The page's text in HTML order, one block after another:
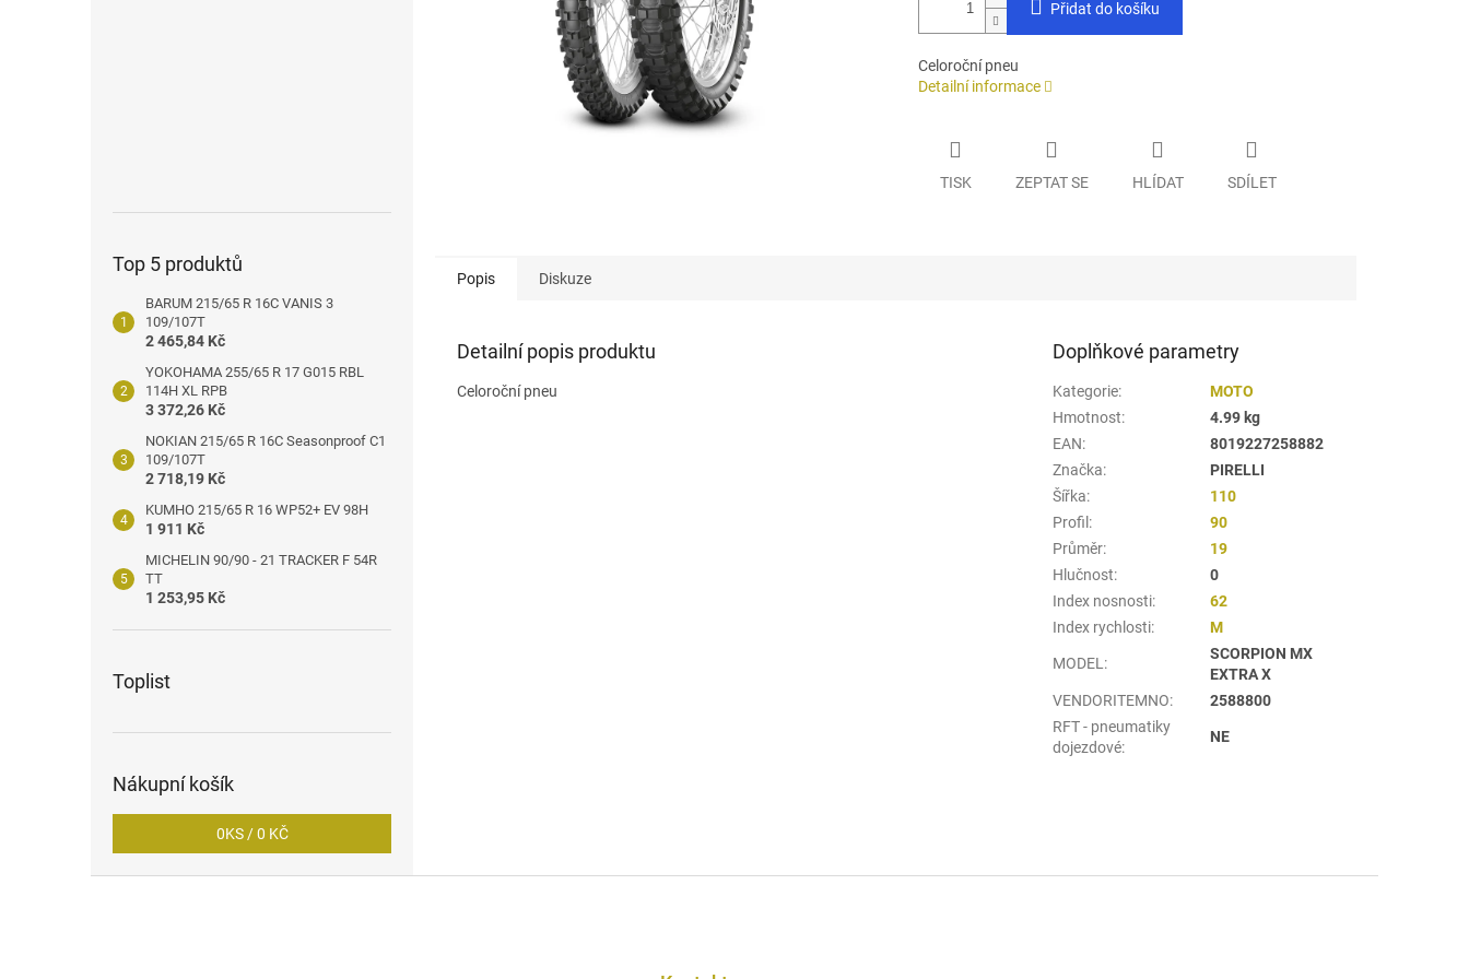
Top 5 produktů
BARUM 215/65 R 16C VANIS 3
109/107T
2 465,84 Kč
YOKOHAMA 255/65 R 17 G015 RBL
114H XL RPB
3 372,26 Kč
NOKIAN 215/65 R 16C Seasonproof C1
109/107T
2 718,19 Kč
KUMHO 215/65 R 16 WP52+ EV 98H
1 911 Kč
MICHELIN 90/90 - 21 TRACKER F 54R
TT
1 253,95 Kč
Toplist
Nákupní košík
0KS /0 KČ
Přidat do košíku
Celoroční pneu
Detailní informace
TISK ZEPTAT SE HLÍDAT SDÍLET
Popis Diskuze
Detailní popis produktu
Celoroční pneu
Doplňkové parametry
Kategorie:
MOTO
Hmotnost:
4.99 kg
EAN:
8019227258882
Značka:
PIRELLI
Šířka:
110
Profil :
90
Průměr:
19
Hlučnost:
0
Index nosnosti:
62
Index rychlosti: M
MODEL :
SCORPION MX
EXTRA X
VENDORITEMNO:
2588800
RFT - pneumatiky
dojezdové:
NE